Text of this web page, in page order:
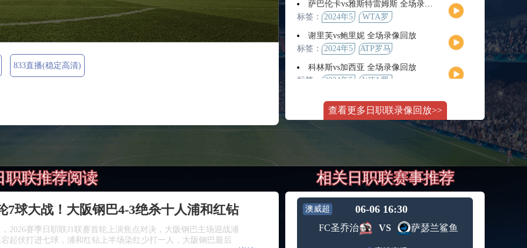
833直播(稳定高清)
败者组
萨巴伦卡vs雅斯特雷姆斯 全场录像回放
标签：
2024年5
WTA罗
赛女单
第3轮
谢里芙vs鲍里妮 全场录像回放
标签：
2024年5
ATP罗马
女单第2
轮
科林斯vs加西亚 全场录像回放
标签：
2024年5
WTA罗
赛女单
第3轮
斯维托丽娜vs萨巴伦卡 全场录像回放
2024年5
月14日
WTA罗
马公开
纳波利塔诺vs贾里 全场录像回放
男单第3
轮
标签： 2024年5
月11日
WTA1000
罗马大
师赛第3
轮
WTT沙特大满贯女单半决赛 陈梦vs早田希娜 全场录像回放
标签： 2024年5
月11日
WTT沙
贯女单
蒙泰罗vs凯茨曼诺维奇 全场录像回放
查看更多日职联录像回放>>
职联推荐阅读
7球大战！大阪钢巴4‑3绝杀十人浦和红钻
2026赛季日职联J1联赛首轮上演焦点对决，大阪钢巴主场迎战浦
起伏打进七球，浦和红钻上半场染红少打一人，大阪钢巴最后
相关日职联赛事推荐
澳威超 06-06 16:30
FC圣乔治 VS 萨瑟兰鲨鱼